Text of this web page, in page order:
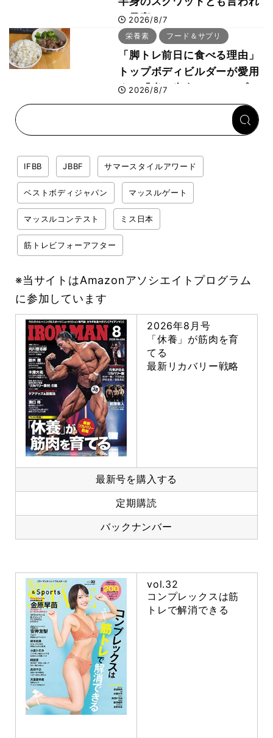
た最高マシン“ノーチラス・
プルオーバーマシン”とは？
2026/8/7
栄養素 フード＆サプリ
「脚トレ前日に食べる理由」
トップボディビルダーが愛用
する「米＋牛肉」のシンプル
回復メシとは？
2026/8/7
IFBB JBBF サマースタイルアワード
ベストボディジャパン マッスルゲート
マッスルコンテスト ミス日本
筋トレビフォーアフター
※当サイトはAmazonアソシエイトプログラム
に参加しています
2026年8月号
「休養」が筋肉を育
てる
最新リカバリー戦略
最新号を購入する
定期購読
バックナンバー
vol.32
コンプレックスは筋
トレで解消できる